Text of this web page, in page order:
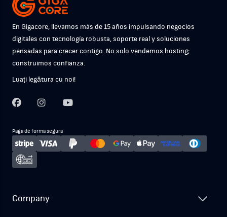
En Gigacore, llevamos más de 15 años impulsando negocios
digitales con tecnología robusta, soporte real y soluciones
pensadas para crecer contigo. No solo vendemos hosting;
construimos confianza.
Luați legătura cu noi!
Paga de forma segura
Company